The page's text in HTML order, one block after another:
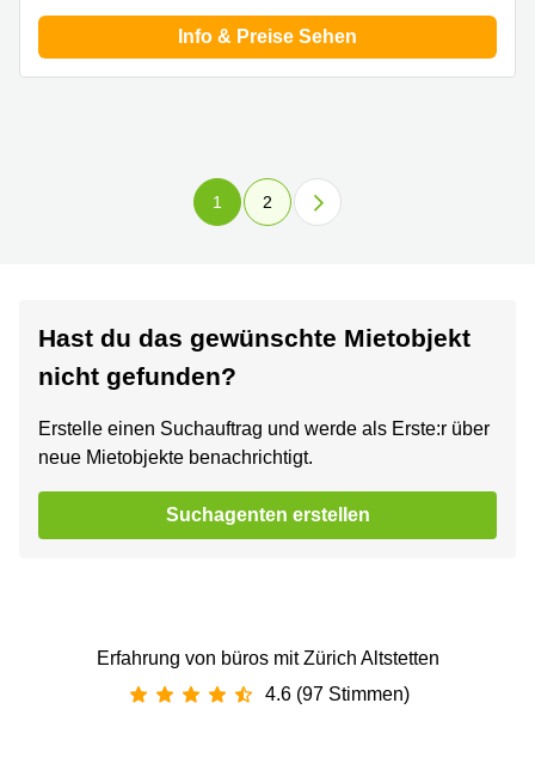
Info & Preise Sehen
1 2
Hast du das gewünschte Mietobjekt
nicht gefunden?
Erstelle einen Suchauftrag und werde als Erste:r über
neue Mietobjekte benachrichtigt.
Suchagenten erstellen
Erfahrung von büros mit Zürich Altstetten
4.6 (97 Stimmen)